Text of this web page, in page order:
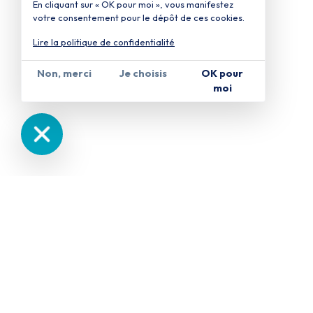
En cliquant sur « OK pour moi », vous manifestez
votre consentement pour le dépôt de ces cookies.
Lire la politique de confidentialité
Non, merci Je choisis
OK pour
moi